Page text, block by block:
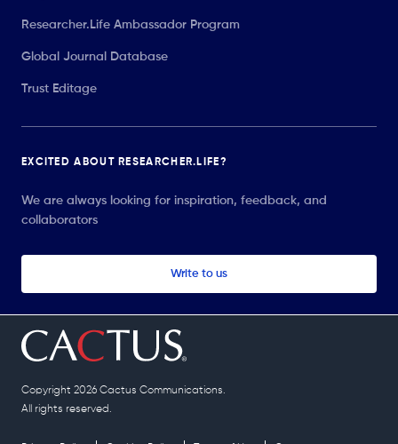
Researcher.Life Ambassador Program
Global Journal Database
Trust Editage
EXCITED ABOUT RESEARCHER.LIFE?
We are always looking for inspiration, feedback, and
collaborators
Write to us
Copyright 2026 Cactus Communications.
All rights reserved.